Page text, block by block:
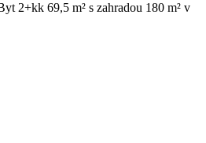
2+kk 69,5 m² s zahradou 180 m² v